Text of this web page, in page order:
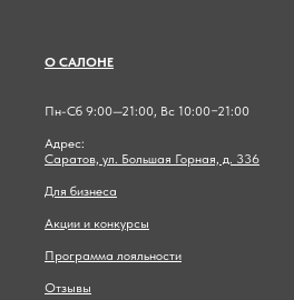
О САЛОНЕ
Пн-Сб 9:00—21:00, Вс 10:00−21:00
Адрес:
Саратов, ул. Большая Горная, д. 336
Для бизнеса
Акции и конкурсы
Программа лояльности
Отзывы